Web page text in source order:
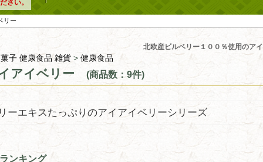
さい。
リー
北欧産ビルベリー１００％使用のア
子 健康食品 雑貨 > 健康食品
アイベリー (商品数：9件)
ーエキスたっぷりのアイアイベリーシリーズ
ンキング